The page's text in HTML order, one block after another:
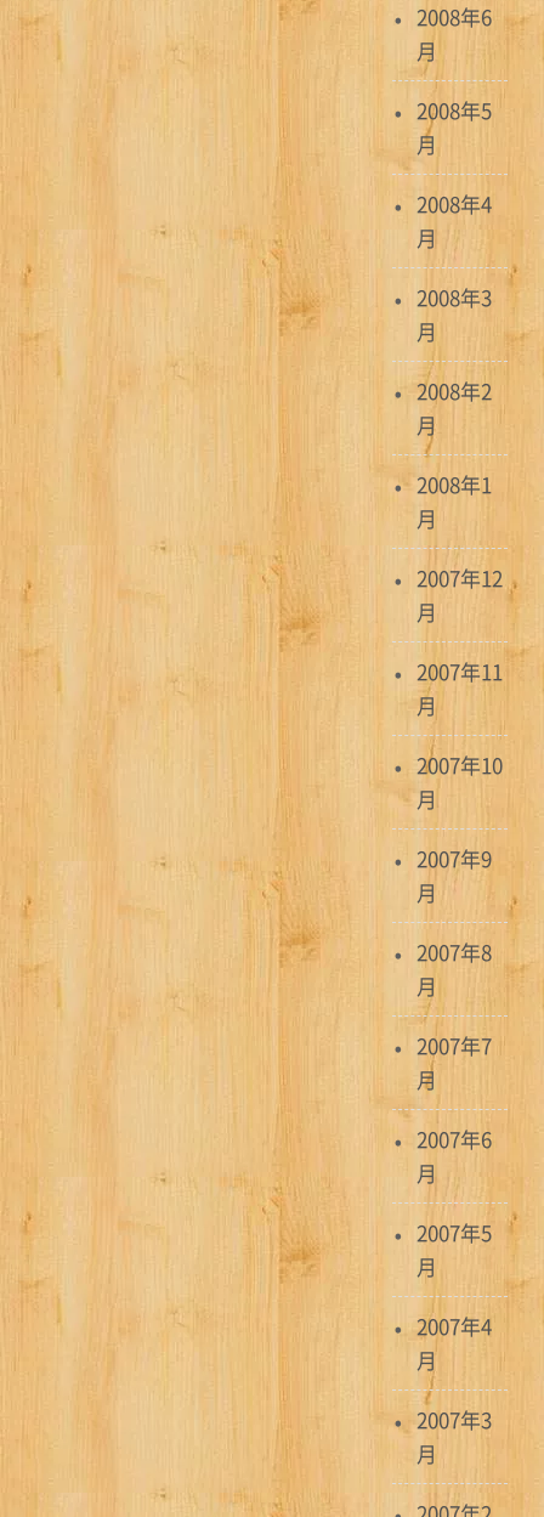
2008年6
月
2008年5
月
2008年4
月
2008年3
月
2008年2
月
2008年1
月
2007年12
月
2007年11
月
2007年10
月
2007年9
月
2007年8
月
2007年7
月
2007年6
月
2007年5
月
2007年4
月
2007年3
月